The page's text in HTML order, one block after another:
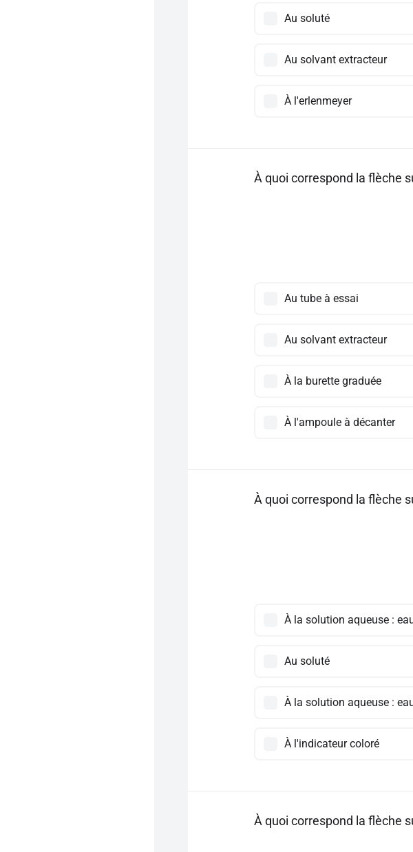
Au soluté
Au solvant extracteur
À l'erlenmeyer
À quoi correspond la flèche
Au tube à essai
Au solvant extracteur
À la burette graduée
À l'ampoule à décanter
À quoi correspond la flèche
À la solution aqueuse :
Au soluté
À la solution aqueuse :
À l'indicateur coloré
À quoi correspond la flèche